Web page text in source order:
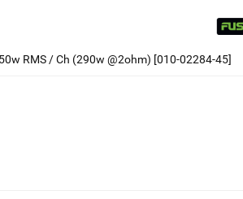
RMS / Ch (290w @2ohm) [010-02284-45]